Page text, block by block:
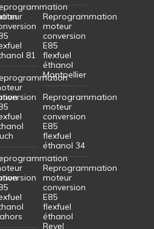
81
Reprogrammation
moteur
conversion
E85
flexfuel
éthanol
Montpellier
Reprogrammation
moteur
conversion
E85
flexfuel
éthanol 34
Reprogrammation
moteur
conversion
E85
flexfuel
éthanol
Revel